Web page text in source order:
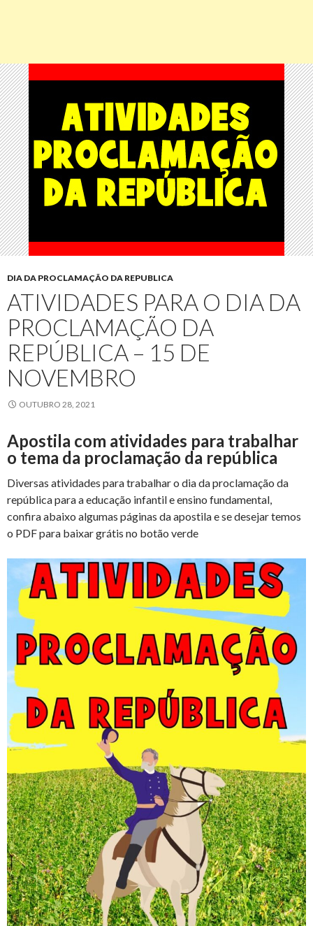
DIA DA PROCLAMAÇÃO DA REPUBLICA
ATIVIDADES PARA O DIA DA
PROCLAMAÇÃO DA
REPÚBLICA – 15 DE
NOVEMBRO
OUTUBRO 28, 2021
Apostila com atividades para trabalhar
o tema da proclamação da república
Diversas atividades para trabalhar o dia da proclamação da
república para a educação infantil e ensino fundamental,
confira abaixo algumas páginas da apostila e se desejar temos
o PDF para baixar grátis no botão verde